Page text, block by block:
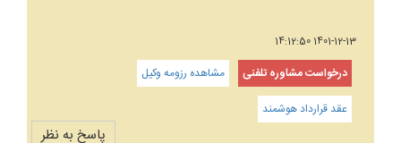
1401-12-13 14:12:50
درخواست مشاوره تلفنی
مشاهده رزومه وکیل
عقد قرارداد هوشمند
پاسخ به نظر